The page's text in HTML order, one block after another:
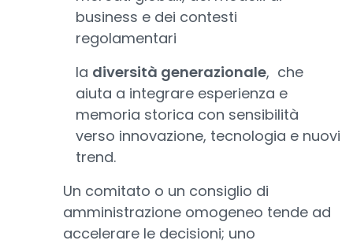
business e dei contesti
regolamentari
la diversità generazionale, che
aiuta a integrare esperienza e
memoria storica con sensibilità
verso innovazione, tecnologia e nuovi
trend.
Un comitato o un consiglio di
amministrazione omogeneo tende ad
accelerare le decisioni; uno